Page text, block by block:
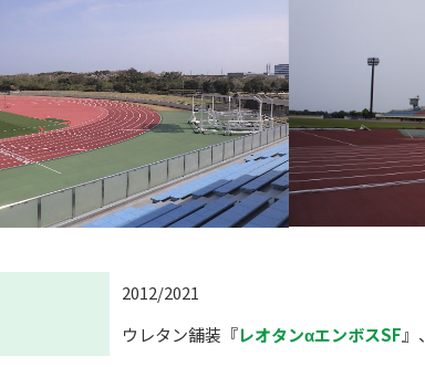
2012/2021
ウレタン舗装『レオタンαエンボスSF』、